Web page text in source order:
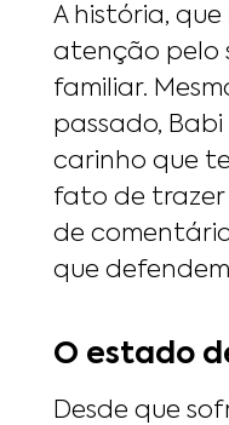
A história,
atenção pelo
familiar.
passado,
carinho que
fato de trazer
de
que
O estado
Desde que